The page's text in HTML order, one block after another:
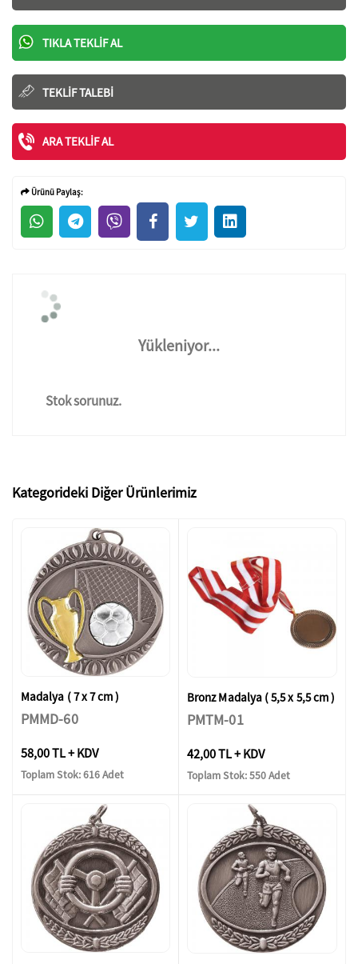
TIKLA TEKLIF AL
TEKLIF TALEBI
ARA TEKLIF AL
Ürünü Paylaş:
Yükleniyor...
Stok sorunuz.
Kategorideki Diğer Ürünlerimiz
Madalya ( 7 x 7 cm )
PMMD-60
58,00 TL + KDV
Toplam Stok: 616 Adet
Bronz Madalya ( 5,5 x 5,5 cm )
PMTM-01
42,00 TL + KDV
Toplam Stok: 550 Adet